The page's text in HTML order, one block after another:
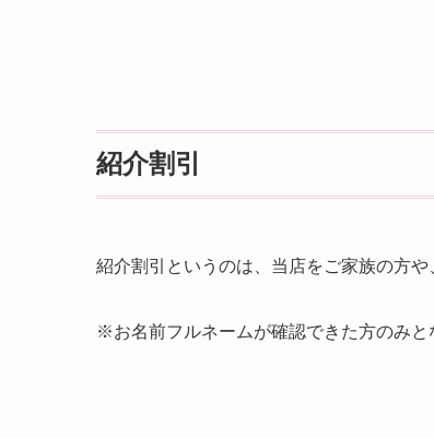
紹介割引
紹介割引というのは、当店をご家族の方
※お名前フルネームが確認できた方のみと